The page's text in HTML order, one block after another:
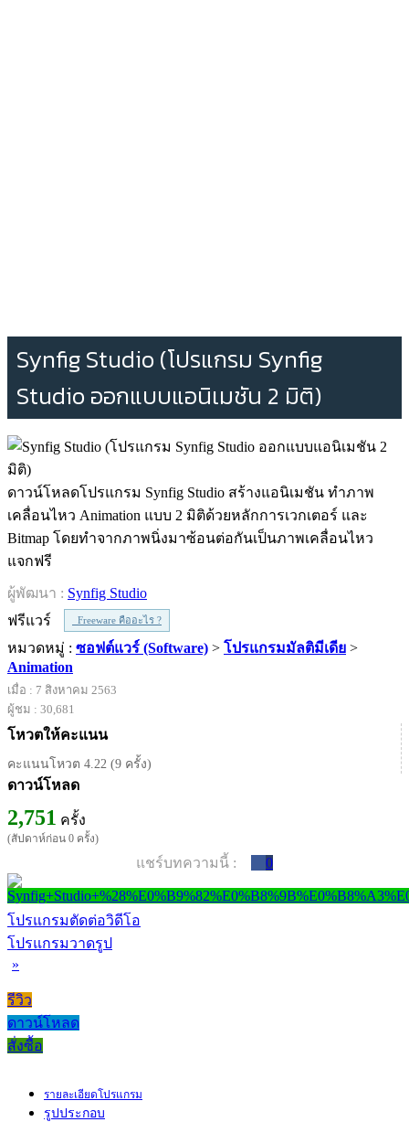
Synfig Studio (โปรแกรม Synfig
Studio ออกแบบแอนิเมชัน 2 มิติ)
ดาวน์โหลดโปรแกรม Synfig Studio สร้างแอนิเมชัน ทำภาพ
เคลื่อนไหว Animation แบบ 2 มิติด้วยหลักการเวกเตอร์ และ
Bitmap โดยทำจากภาพนิ่งมาซ้อนต่อกันเป็นภาพเคลื่อนไหว
แจกฟรี
ผู้พัฒนา : Synfig Studio
ฟรีแวร์
Freeware คืออะไร ?
หมวดหมู่ : ซอฟต์แวร์ (Software) > โปรแกรมมัลติมีเดีย >
Animation
เมื่อ : 7 สิงหาคม 2563
ผู้ชม : 30,681
โหวตให้คะแนน
คะแนนโหวต 4.22 (9 ครั้ง)
ดาวน์โหลด
2,751 ครั้ง
(สัปดาห์ก่อน 0 ครั้ง)
แชร์บทความนี้ : 0
โปรแกรมตัดต่อวิดีโอ
โปรแกรมวาดรูป
»
รีวิว
ดาวน์โหลด
สั่งซื้อ
รายละเอียดโปรแกรม
รูปประกอบ